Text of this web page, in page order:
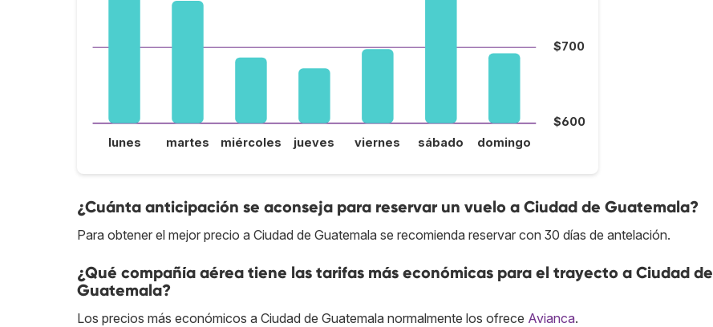
$600
$700
lunes martes miércoles jueves viernes sábado domingo
¿Cuánta anticipación se aconseja para reservar un vuelo a Ciudad de Guatemala?
Para obtener el mejor precio a Ciudad de Guatemala se recomienda reservar con 30 días de antelación.
¿Qué compañía aérea tiene las tarifas más económicas para el trayecto a Ciudad de
Guatemala?
Los precios más económicos a Ciudad de Guatemala normalmente los ofrece Avianca.